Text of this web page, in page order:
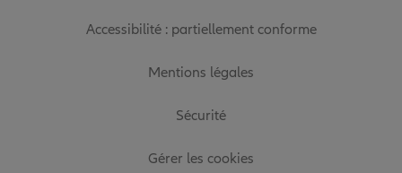
Accessibilité : partiellement conforme
Mentions légales
Sécurité
Gérer les cookies